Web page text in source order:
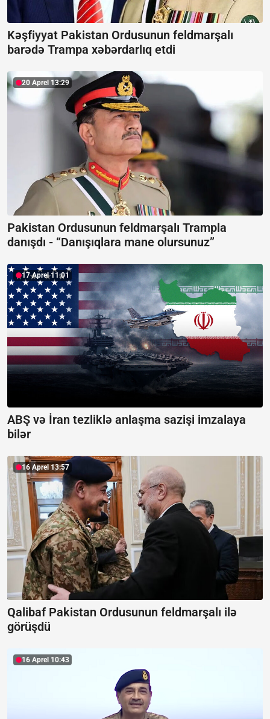
Kəşfiyyat Pakistan Ordusunun feldmarşalı
barədə Trampa xəbərdarlıq etdi
20 Aprel 13:29
Pakistan Ordusunun feldmarşalı Trampla
danışdı - “Danışıqlara mane olursunuz”
17 Aprel 11:01
ABŞ və İran tezliklə anlaşma sazişi imzalaya
bilər
16 Aprel 13:57
Qalibaf Pakistan Ordusunun feldmarşalı ilə
görüşdü
16 Aprel 10:43